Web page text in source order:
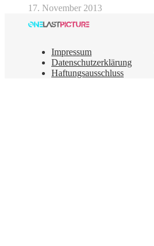
17. November 2013
Impressum
Datenschutzerklärung
Haftungsausschluss